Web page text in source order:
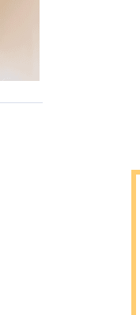
Торосово — антидот
панелей